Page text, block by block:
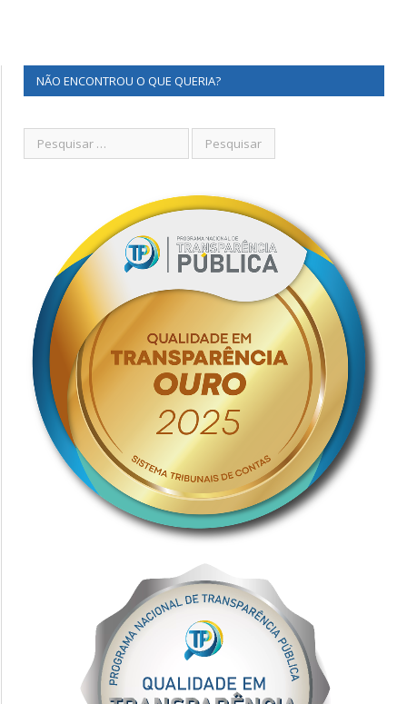
NÃO ENCONTROU O QUE QUERIA?